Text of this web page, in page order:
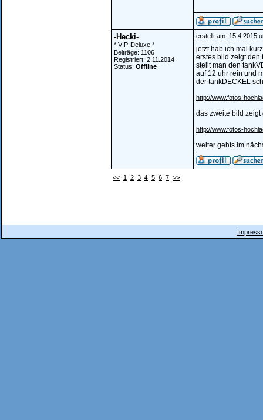
-Hecki-
* VIP-Deluxe *
Beiträge: 1106
Registriert: 2.11.2014
Status: Offline
erstellt am: 15.4.2015
jetzt hab ich mal
erstes bild zeigt den
stellt man den
auf 12 uhr rein und
der tankDECKEL
http://www.fotos-
das zweite bild zeigt
http://www.fotos-
weiter gehts im
<< 1 2 3 4 5 6 7 >>